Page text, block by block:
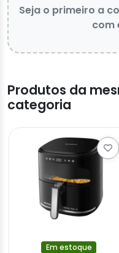
Seja o primeiro a
com
Produtos da
categoria
Em estoque